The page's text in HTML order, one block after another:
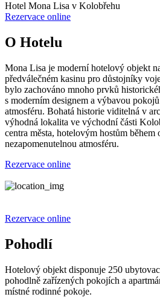
Hotel Mona Lisa v Kolobřehu
Rezervace online
O Hotelu
Mona Lisa je moderní hotelový objekt
předválečném kasinu pro důstojníky
bylo zachováno mnoho prvků
s moderním designem a výbavou
atmosféru. Bohatá historie viditelná v
výhodná lokalita ve východní části
centra města, hotelovým hostům
nezapomenutelnou atmosféru.
Rezervace online
Rezervace online
Pohodlí
Hotelový objekt disponuje 250
pohodlně zařízených pokojích a
místné rodinné pokoje.